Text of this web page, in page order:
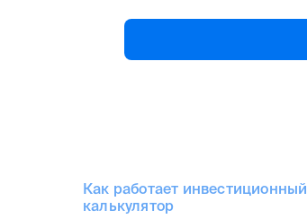
Как работает инвестиционный
калькулятор